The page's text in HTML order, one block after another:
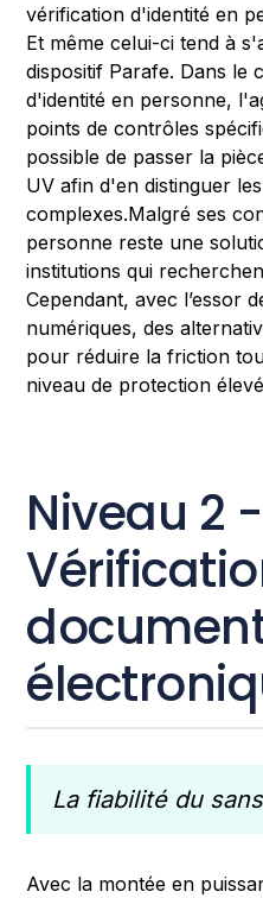
vérification d'identité en
Et même celui-ci tend à
dispositif Parafe. Dans le
d'identité en personne,
points de contrôles
possible de passer la
UV afin d'en distinguer
complexes.Malgré ses
personne reste une
institutions qui
Cependant, avec l’essor
numériques, des
pour réduire la friction
niveau de protection
Niveau 2 -
La fiabilité du
Avec la montée en